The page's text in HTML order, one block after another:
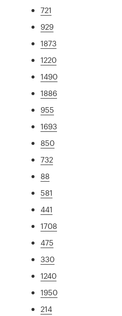
721
929
1873
1220
1490
1886
955
1693
850
732
88
581
441
1708
475
330
1240
1950
214